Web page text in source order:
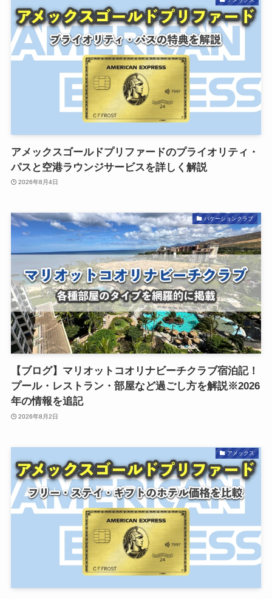
アメックスゴールドプリファードのプライオリティ・
パスと空港ラウンジサービスを詳しく解説
2026年8月4日
バケーションクラブ
【ブログ】マリオットコオリナビーチクラブ宿泊記！
プール・レストラン・部屋など過ごし方を解説※2026
年の情報を追記
2026年8月2日
アメックス